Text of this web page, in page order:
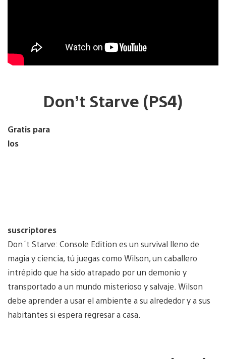
Don’t Starve (PS4)
Gratis para
los
suscriptores
Don´t Starve: Console Edition es un survival lleno de
magia y ciencia, tú juegas como Wilson, un caballero
intrépido que ha sido atrapado por un demonio y
transportado a un mundo misterioso y salvaje. Wilson
debe aprender a usar el ambiente a su alrededor y a sus
habitantes si espera regresar a casa.